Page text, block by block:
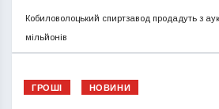
Кобиловолоцький спиртзавод продадуть з
мільйонів
ГРОШІ НОВИНИ